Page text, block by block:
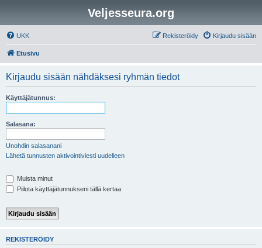
Veljesseura.org
UKK Kirjaudu sisään
Rekisteröidy
Etusivu
Kirjaudu sisään nähdäksesi ryhmän tiedot
Käyttäjätunnus:
Salasana:
Unohdin salasanani
Lähetä tunnusten aktivointiviesti uudelleen
Muista minut
Piilota käyttäjätunnukseni tällä kertaa
REKISTERÖIDY